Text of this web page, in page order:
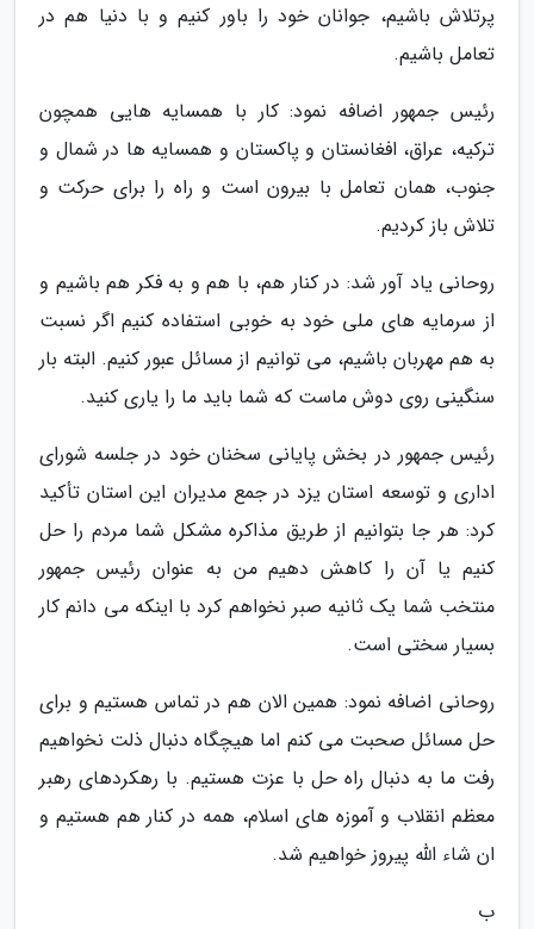
پرتلاش باشیم، جوانان خود را باور کنیم و با دنیا هم در
تعامل باشیم.
رئیس جمهور اضافه نمود: کار با همسایه هایی همچون
ترکیه، عراق، افغانستان و پاکستان و همسایه ها در شمال و
جنوب، همان تعامل با بیرون است و راه را برای حرکت و
تلاش باز کردیم.
روحانی یاد آور شد: در کنار هم، با هم و به فکر هم باشیم و
از سرمایه های ملی خود به خوبی استفاده کنیم اگر نسبت
به هم مهربان باشیم، می توانیم از مسائل عبور کنیم. البته بار
سنگینی روی دوش ماست که شما باید ما را یاری کنید.
رئیس جمهور در بخش پایانی سخنان خود در جلسه شورای
اداری و توسعه استان یزد در جمع مدیران این استان تأکید
کرد: هر جا بتوانیم از طریق مذاکره مشکل شما مردم را حل
کنیم یا آن را کاهش دهیم من به عنوان رئیس جمهور
منتخب شما یک ثانیه صبر نخواهم کرد با اینکه می دانم کار
بسیار سختی است.
روحانی اضافه نمود: همین الان هم در تماس هستیم و برای
حل مسائل صحبت می کنم اما هیچگاه دنبال ذلت نخواهیم
رفت ما به دنبال راه حل با عزت هستیم. با رهکردهای رهبر
معظم انقلاب و آموزه های اسلام، همه در کنار هم هستیم و
ان شاء الله پیروز خواهیم شد.
ب